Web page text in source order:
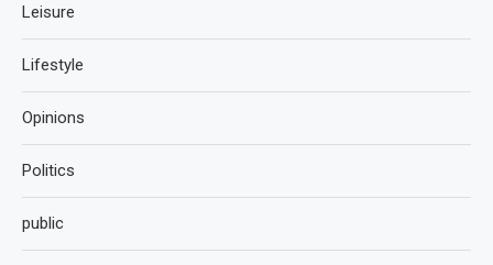
Leisure
Lifestyle
Opinions
Politics
public